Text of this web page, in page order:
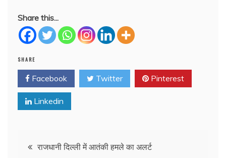
Share this...
SHARE
Facebook Twitter Pinterest
Linkedin
Postराजधानी दिल्ली में आतंकी हमले का अलर्ट